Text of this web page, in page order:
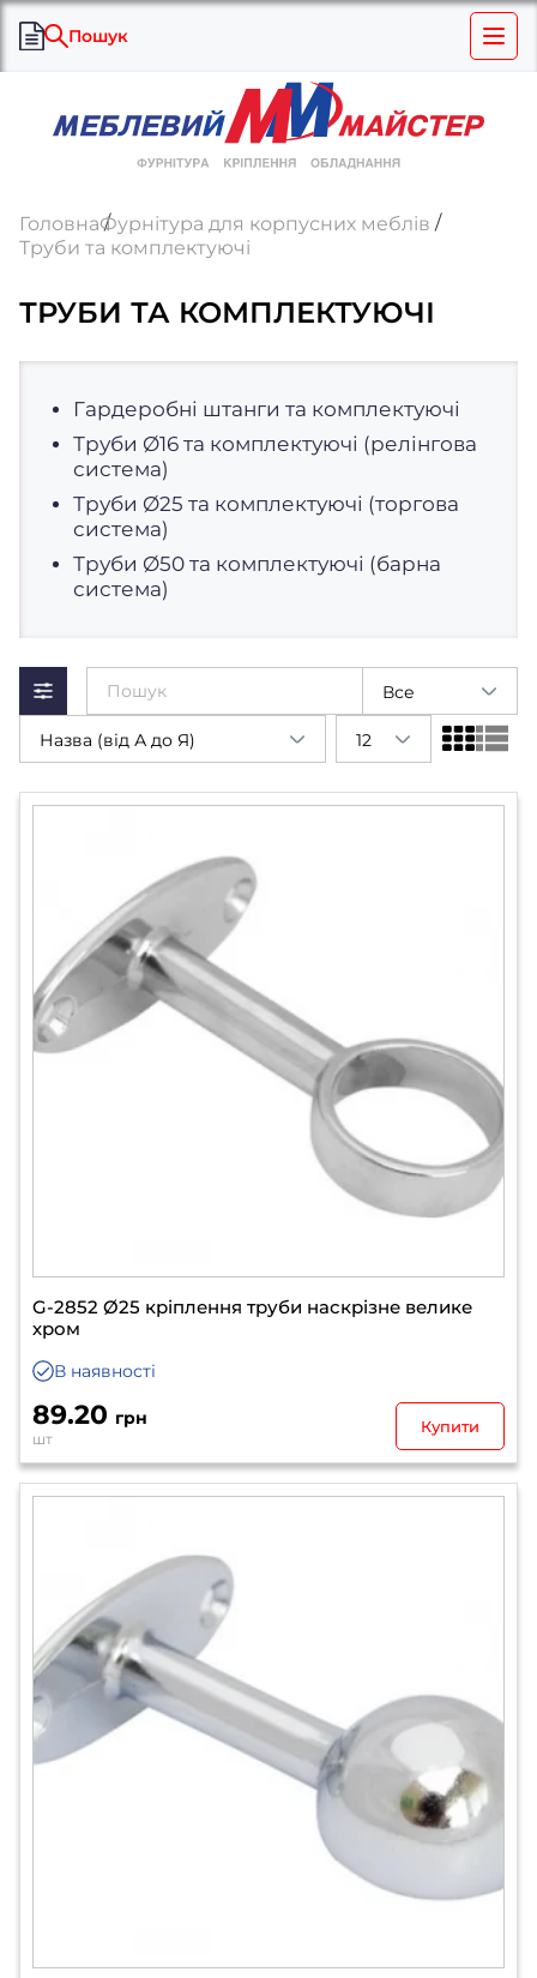
Пошук
ГоловнаФурнітура для корпусних меблів
Труби та комплектуючі
ТРУБИ ТА КОМПЛЕКТУЮЧІ
Гардеробні штанги та комплектуючі
Труби Ø16 та комплектуючі (релінгова
система)
Труби Ø25 та комплектуючі (торгова
система)
Труби Ø50 та комплектуючі (барна
система)
Все
Назва (від А до Я) 12
G-2852 Ø25 кріплення труби наскрізне велике
хром
В наявності
89.20 грн
шт
Купити